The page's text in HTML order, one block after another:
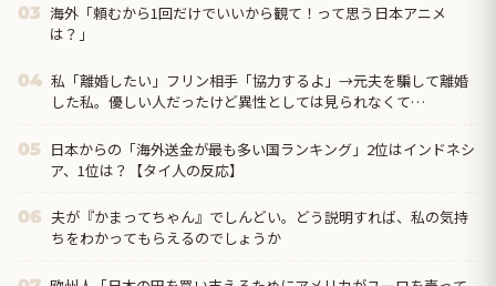
03 海外「頼むから1回だけでいいから観て！って思う日本アニメ
は？」
04 私「離婚したい」フリン相手「協力するよ」→元夫を騙して離婚
した私。優しい人だったけど異性としては見られなくて…
05 日本からの「海外送金が最も多い国ランキング」2位はインドネシ
ア、1位は？【タイ人の反応】
06 夫が『かまってちゃん』でしんどい。どう説明すれば、私の気持
ちをわかってもらえるのでしょうか